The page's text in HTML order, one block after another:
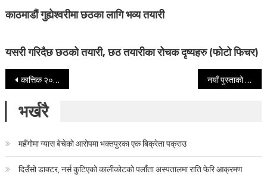
काठमाडौं गुह्येश्वरीमा छठका लागि भव्य तयारी
यसरी गरिदैछ छठको तयारी, छठ तयारीका रोचक दृष्यहरु (फोटो फिचर)
Post navigation
कात्तिक २० मा विप्लवले शक्ति प्रदर्शन गर्ने नयाँ पुस्ताको हुरीले शासक दलहरूलाई दुई दिनमै उडाइदियो : मेयर प्रजापति
भर्खरै
महँगोमा ग्यास बेचेको आरोपमा भक्तपुरका एक बिक्रेता पक्राउ
दिउँसो डाक्टर, नर्स कुटिएको कालीकोटको पलाँता अस्पतालमा राति फेरि आक्रमण